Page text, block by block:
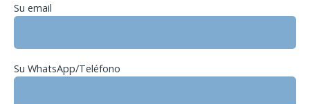
Su email
Su WhatsApp/Teléfono